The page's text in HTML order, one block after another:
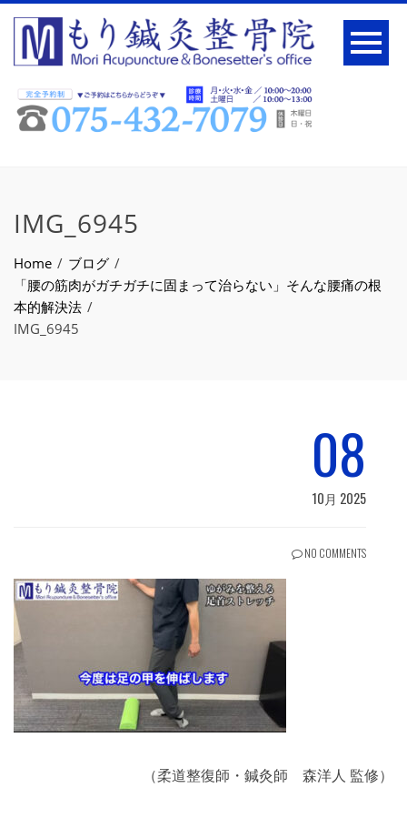
IMG_6945
Home
ブログ
「腰の筋肉がガチガチに固まって治らない」そんな腰痛の根
本的解決法
IMG_6945
08
10月 2025
NO COMMENTS
（柔道整復師・鍼灸師 森洋人 監修）